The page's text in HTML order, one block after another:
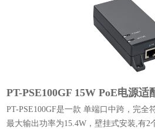
PT-PSE100GF 15W PoE电源适
PT-PSE100GF是一款 单端口中跨，完全
最大输出功率为15.4W，壁挂式安装,有2